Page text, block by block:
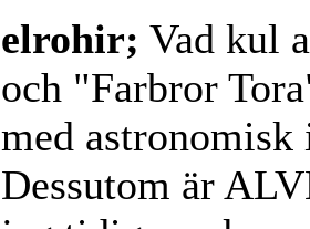
elrohir; Vad kul
och "Farbror
med
Dessutom är